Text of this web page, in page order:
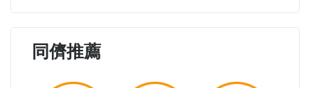
同儕推薦